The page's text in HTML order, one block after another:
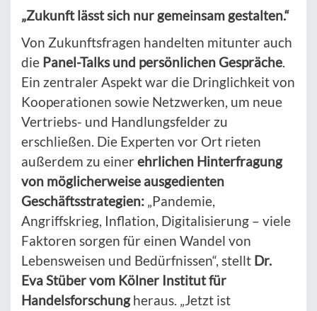
„Zukunft lässt sich nur gemeinsam gestalten.“
Von Zukunftsfragen handelten mitunter auch
die Panel-Talks und persönlichen Gespräche.
Ein zentraler Aspekt war die Dringlichkeit von
Kooperationen sowie Netzwerken, um neue
Vertriebs- und Handlungsfelder zu
erschließen. Die Experten vor Ort rieten
außerdem zu einerehrlichen Hinterfragung
von möglicherweise ausgedienten
Geschäftsstrategien: „Pandemie,
Angriffskrieg, Inflation, Digitalisierung – viele
Faktoren sorgen für einen Wandel von
Lebensweisen und Bedürfnissen“, stellt Dr.
Eva Stüber vom Kölner Institut für
Handelsforschungheraus. „Jetzt ist